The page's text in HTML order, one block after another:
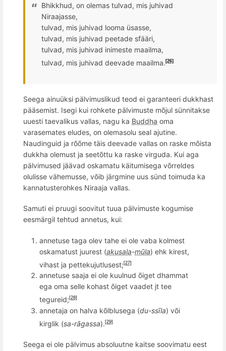
Bhikkhud, on olemas tulvad, mis juhivad
Niraajasse,
tulvad, mis juhivad looma üsasse,
tulvad, mis juhivad peetade sfääri,
tulvad, mis juhivad inimeste maailma,
tulvad, mis juhivad deevade maailma. [26]
Seega ainuüksi pälvimuslikud teod ei garanteeri dukkhast
pääsemist. Isegi kui rohkete pälvimuste mõjul sünnitakse
uuesti taevalikus vallas, nagu ka Buddha oma
varasemates eludes, on olemasolu seal ajutine.
Naudinguid ja rõõme täis deevade vallas on raske mõista
dukkha olemust ja seetõttu ka raske virguda. Kui aga
pälvimused jäävad oskamatu käitumisega võrreldes
olulisse vähemusse, võib järgmine uus sünd toimuda ka
kannatusterohkes Niraaja vallas.
Samuti ei pruugi soovitut tuua pälvimuste kogumise
eesmärgil tehtud annetus, kui:
annetuse taga olev tahe ei ole vaba kolmest
oskamatust juurest (akusala-mūla) ehk kirest,
vihast ja pettekujutlusest; [27]
annetuse saaja ei ole kuulnud õiget dhammat
ega oma selle kohast õiget vaadet jt tee
tegureid; [28]
annetaja on halva kõlblusega (du-ssīla) või
kirglik (sa-rāgassa). [29]
Seega ei ole pälvimus absoluutne kaitse soovimatu eest